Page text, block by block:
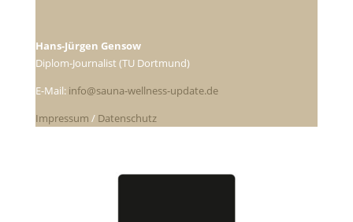
Hans-Jürgen Gensow
Diplom-Journalist (TU Dortmund)
E-Mail: info@sauna-wellness-update.de
Impressum / Datenschutz